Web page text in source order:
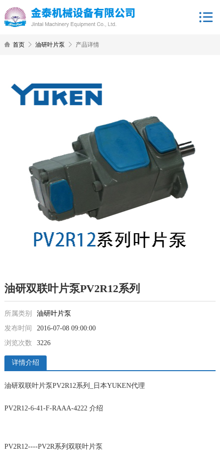
首页 油研叶片泵 产品详情
油研双联叶片泵PV2R12系列
所属类别
发布时间
浏览次数
油研叶片泵
2016-07-08 09:00:00
3226
详情介绍
油研双联叶片泵PV2R12系列_日本YUKEN代理
PV2R12-6-41-F-RAAA-4222 介绍
PV2R12----PV2R系列双联叶片泵